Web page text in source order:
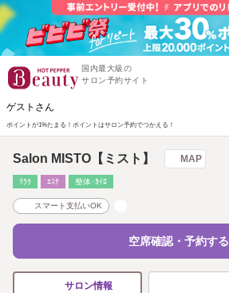
国内最大級の
サロン予約サイト
ゲストさん
ポイントが1%たまる！ ポイントはサロン予約でつかえる！
Salon MISTO【ミスト】 MAP
ﾘﾗｸ ｴｽﾃ 整体･ｶｲﾛ
スマート支払いOK
空席確認・予約する
サロン情報